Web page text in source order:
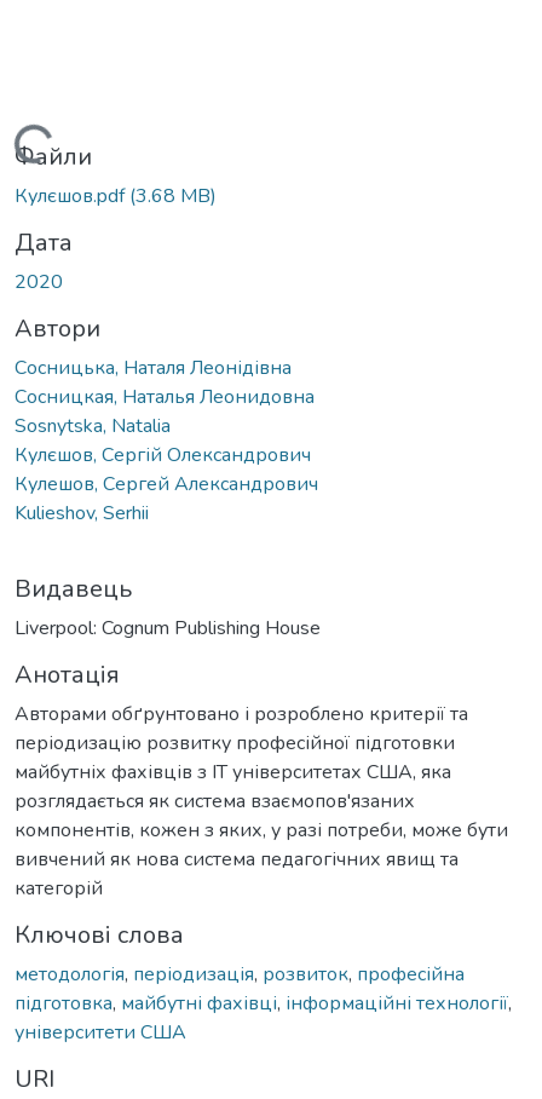
Вантажиться...
Файли
Кулєшов.pdf(3.68 MB)
Дата
2020
Автори
Сосницька, Наталя Леонідівна
Сосницкая, Наталья Леонидовна
Sosnytska, Natalia
Кулєшов, Сергій Олександрович
Кулешов, Сергей Александрович
Kulieshov, Serhii
Видавець
Liverpool: Cognum Publishing House
Анотація
Авторами обґрунтовано і розроблено критерії та
періодизацію розвитку професійної підготовки
майбутніх фахівців з ІТ університетах США, яка
розглядається як система взаємопов'язаних
компонентів, кожен з яких, у разі потреби, може бути
вивчений як нова система педагогічних явищ та
категорій
Ключові слова
методологія, періодизація, розвиток, професійна
підготовка, майбутні фахівці, інформаційні технології,
університети США
URI